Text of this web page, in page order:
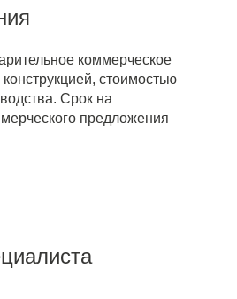
коммерческое
стоимостью
Срок на
предложения